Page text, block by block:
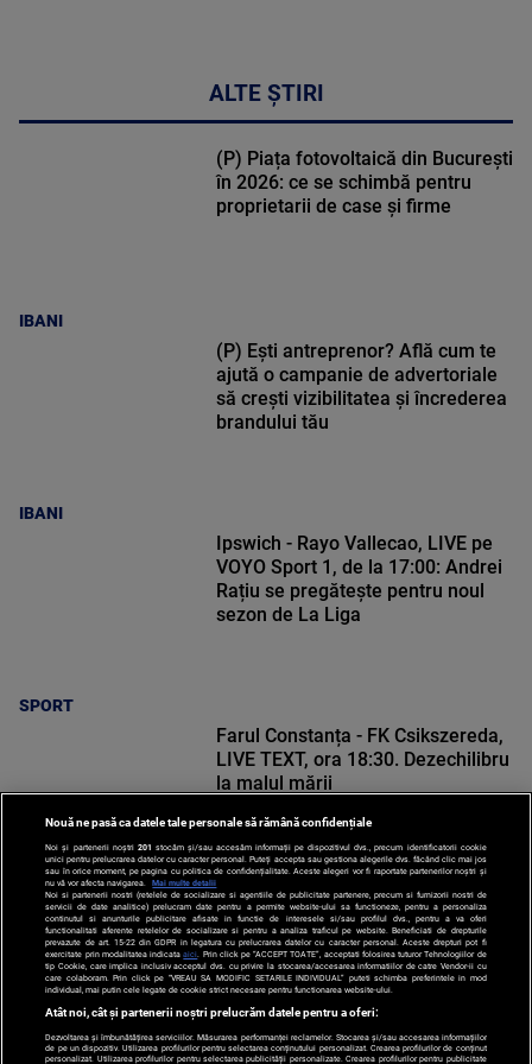
ALTE ȘTIRI
IBANI
(P) Piața fotovoltaică din București
în 2026: ce se schimbă pentru
proprietarii de case și firme
IBANI
(P) Ești antreprenor? Află cum te
ajută o campanie de advertoriale
să crești vizibilitatea și încrederea
brandului tău
SPORT
Ipswich - Rayo Vallecao, LIVE pe
VOYO Sport 1, de la 17:00: Andrei
Rațiu se pregătește pentru noul
sezon de La Liga
SPORT
Farul Constanța - FK Csikszereda,
LIVE TEXT, ora 18:30. Dezechilibru
la malul mării
Nouă ne pasă ca datele tale personale să rămână confidențiale
Noi și partenerii noștri 201 stocăm și/sau accesăm informații pe dispozitivul dvs., precum identificatorii cookie
unici pentru prelucrarea datelor cu caracter personal. Puteți accepta sau gestiona alegerile dvs. făcând clic mai jos
sau în orice moment, pe pagina cu politica de confidențialitate. Aceste alegeri vor fi raportate partenerilor noștri și
nu vă vor afecta navigarea.
Mai multe detalii
Noi si partenerii nostri (retelele de socializare si agentiile de publicitate partenere, precum si furnizorii nostri de
servicii de date analitice) prelucram date pentru a permite website-ului sa functioneze, pentru a personaliza
continutul si anunturile publicitare afisate in functie de interesele si/sau profilul dvs., pentru a va oferi
functionalitati aferente retelelor de socializare si pentru a analiza traficul pe website. Beneficiati de drepturile
prevazute de art. 15-22 din GDPR in legatura cu prelucrarea datelor cu caracter personal. Aceste drepturi pot fi
exercitate prin modalitatea indicataaici . Prin click pe “ACCEPT TOATE”, acceptati folosirea tuturor Tehnologiilor de
tip Cookie, care implica inclusiv acceptul dvs. cu privire la stocarea/accesarea informatiilor de catre Vendor-ii cu
care colaboram. Prin click pe “VREAU SA MODIFIC SETARILE INDIVIDUAL” puteti schimba preferintele in mod
individual, mai putin cele legate de cookie strict necesare pentru functionarea website-ului.
Atât noi, cât și partenerii noștri prelucrăm datele pentru a oferi:
Dezvoltarea și îmbunătățirea serviciilor. Măsurarea performanței reclamelor. Stocarea și/sau accesarea informațiilor
de pe un dispozitiv. Utilizarea profilurilor pentru selectarea conținutului personalizat. Crearea profilurilor de conținut
personalizat. Utilizarea profilurilor pentru selectarea publicității personalizate. Crearea profilurilor pentru publicitate